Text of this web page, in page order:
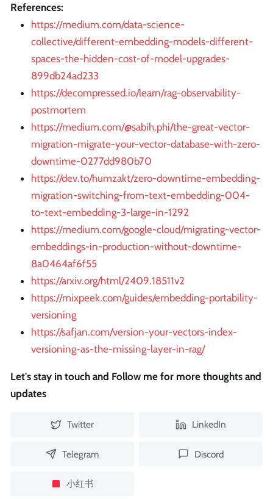
References:
https://medium.com/data-science-
collective/different-embedding-models-different-
spaces-the-hidden-cost-of-model-upgrades-
899db24ad233
https://decompressed.io/learn/rag-observability-
postmortem
https://medium.com/@sabih.phi/the-great-vector-
migration-migrate-your-vector-database-with-zero-
downtime-0277dd980b70
https://dev.to/humzakt/zero-downtime-embedding-
migration-switching-from-text-embedding-004-
to-text-embedding-3-large-in-1292
https://medium.com/google-cloud/migrating-vector-
embeddings-in-production-without-downtime-
8a0464af6f55
https://arxiv.org/html/2409.18511v2
https://mixpeek.com/guides/embedding-portability-
versioning
https://safjan.com/version-your-vectors-index-
versioning-as-the-missing-layer-in-rag/
Let's stay in touch and Follow me for more thoughts and
updates
Twitter LinkedIn
Telegram Discord
小红书